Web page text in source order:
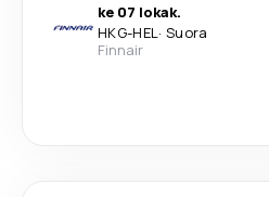
ke 07 lokak.
HKG-HEL· Suora
Finnair